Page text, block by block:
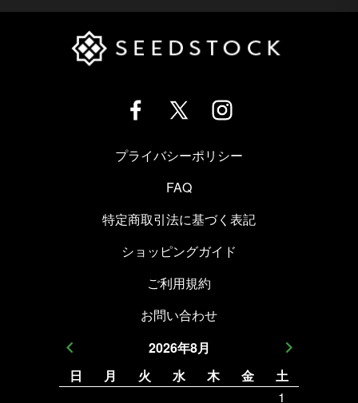
プライバシーポリシー
FAQ
特定商取引法に基づく表記
ショッピングガイド
ご利用規約
お問い合わせ
2026年8月
日
月 火 水 木 金
土
1